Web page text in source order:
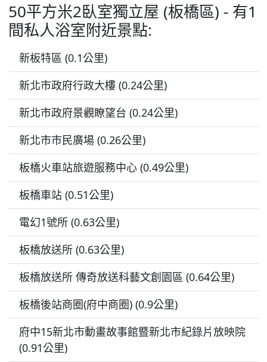
50平方米2臥室獨立屋 (板橋區) - 有1
間私人浴室附近景點:
新板特區 (0.1公里)
新北市政府行政大樓 (0.24公里)
新北市政府景觀瞭望台 (0.24公里)
新北市市民廣場 (0.26公里)
板橋火車站旅遊服務中心 (0.49公里)
板橋車站 (0.51公里)
電幻1號所 (0.63公里)
板橋放送所 (0.63公里)
板橋放送所 傳奇放送科藝文創園區 (0.64公里)
板橋後站商圈(府中商圈) (0.9公里)
府中15新北市動畫故事館暨新北市紀錄片放映院
(0.91公里)